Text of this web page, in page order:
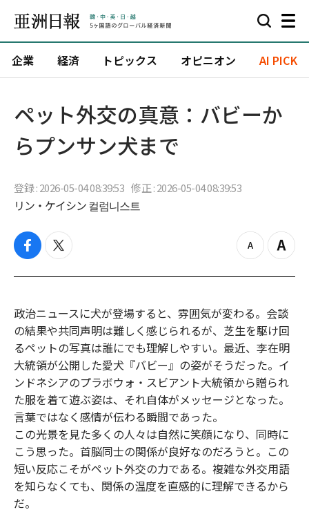
企業 経済 トピックス オピニオン AI PICK
ペット外交の真意：バビーか
らプンサン犬まで
登録 : 2026-05-04 08:39:53 修正 : 2026-05-04 08:39:53
リン・ケイシン 컬럼니스트
f
c
o
o
k
t
i
e
r
z
o
u
t
Z
o
n
政治ニュースに犬が登場すると、雰囲気が変わる。会談
の結果や共同声明は難しく感じられるが、芝生を駆け回
るペットの写真は誰にでも理解しやすい。最近、李在明
大統領が公開した愛犬『バビー』の姿がそうだった。イ
ンドネシアのプラボウォ・スビアント大統領から贈られ
た服を着て遊ぶ姿は、それ自体がメッセージとなった。
言葉ではなく感情が伝わる瞬間であった。
この光景を見た多くの人々は自然に笑顔になり、同時に
こう思った。首脳同士の関係が良好なのだろうと。この
短い反応こそがペット外交の力である。複雑な外交用語
を知らなくても、関係の温度を直感的に理解できるから
だ。